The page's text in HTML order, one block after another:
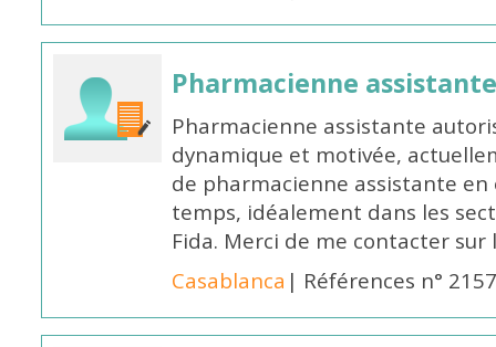
Pharmacienne
Pharmacienne assistante
dynamique et motivée,
de pharmacienne assistante en
temps, idéalement dans les
Fida. Merci de me contacter sur
Casablanca | Références n°